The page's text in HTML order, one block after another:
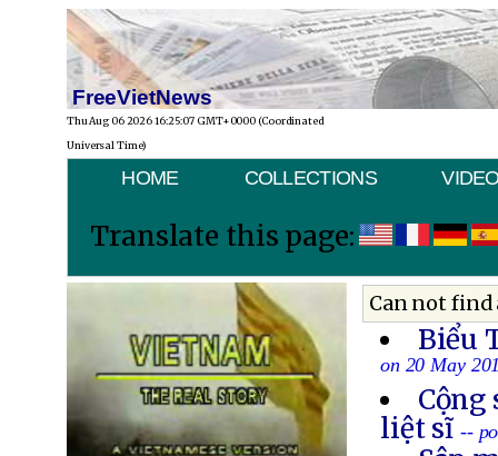
FreeVietNews
Thu Aug 06 2026 16:25:07 GMT+0000 (Coordinated
Universal Time)
HOME COLLECTIONS
Translate this page:
Can not
Biểu
on 20 May
Cộng
liệt sĩ --